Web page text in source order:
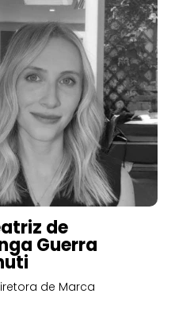
de
Guerra
de Marca